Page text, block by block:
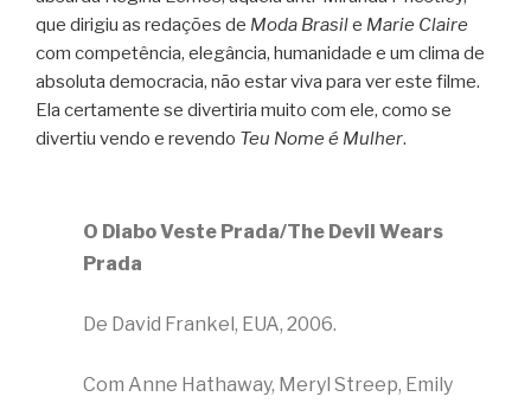
que dirigiu as redações de Moda Brasile Marie Claire
com competência, elegância, humanidade e um clima de
absoluta democracia, não estar viva para ver este filme.
Ela certamente se divertiria muito com ele, como se
divertiu vendo e revendo Teu Nome é Mulher.
O Diabo Veste Prada/The Devil Wears
Prada
De David Frankel, EUA, 2006.
Com Anne Hathaway, Meryl Streep, Emily